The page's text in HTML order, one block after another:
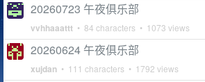
20260723 午夜俱乐部
vvhhaaattt • 84 characters • 1073 views
20260624 午夜俱乐部
xujdan • 111 characters • 1792 views